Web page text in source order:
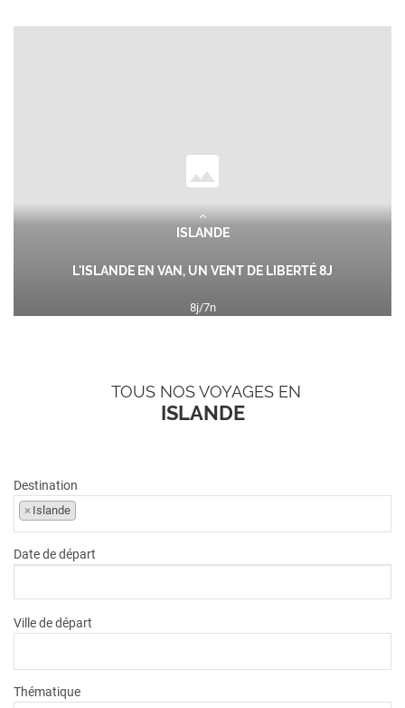
ISLANDE
L'ISLANDE EN VAN, UN VENT DE LIBERTÉ 8J
8j/7n
Un Autotour en liberté totale Partez à l'aventure avec un
autotour en van en Islande et découvrez cette île magique à...
TOUS NOS VOYAGES EN
ISLANDE
Destination
× Islande
Date de départ
Ville de départ
Thématique